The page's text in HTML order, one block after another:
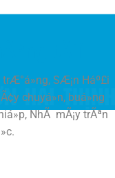
trÆ°á»ng, SÆ¡n Háº£i
chuyá»n, buá»ng
NhÃ mÃ¡y trÃªn